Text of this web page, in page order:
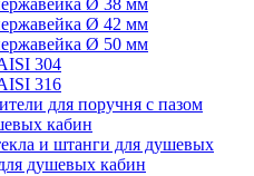
Ø 38 мм
Ø 42 мм
Ø 50 мм
304
316
для поручня с пазом
кабин
и штанги для душевых
душевых кабин